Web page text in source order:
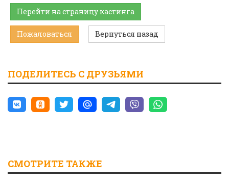
Перейти на страницу кастинга
Пожаловаться Вернуться назад
ПОДЕЛИТЕСЬ С ДРУЗЬЯМИ
СМОТРИТЕ ТАКЖЕ